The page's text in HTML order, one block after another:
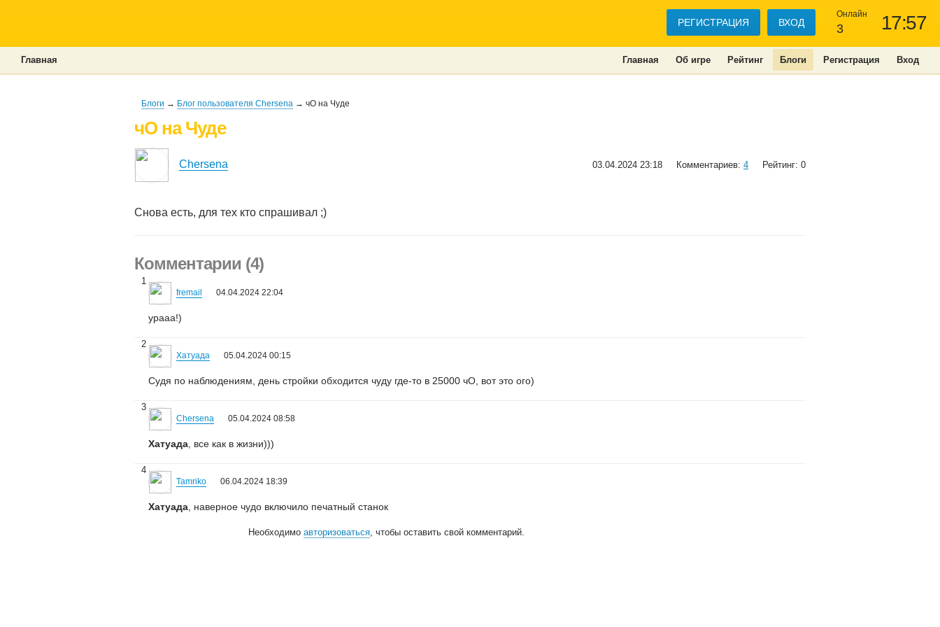
17:57
Онлайн
3
РЕГИСТРАЦИЯ ВХОД
Главная Об игре Рейтинг Блоги Регистрация Вход
Главная
Блоги → Блог пользователя Chersena → чО на Чуде
чО на Чуде
Chersena 03.04.2024 23:18 Комментариев: 4 Рейтинг: 0
Снова есть, для тех кто спрашивал ;)
Комментарии (4)
1
fremail 04.04.2024 22:04
урааа!)
2
Хатуада 05.04.2024 00:15
Судя по наблюдениям, день стройки обходится чуду где-то в 25000 чО, вот это ого)
3
Chersena 05.04.2024 08:58
Хатуада , все как в жизни)))
4
Tamriko 06.04.2024 18:39
Хатуада , наверное чудо включило печатный станок
Необходимоавторизоваться, чтобы оставить свой комментарий.